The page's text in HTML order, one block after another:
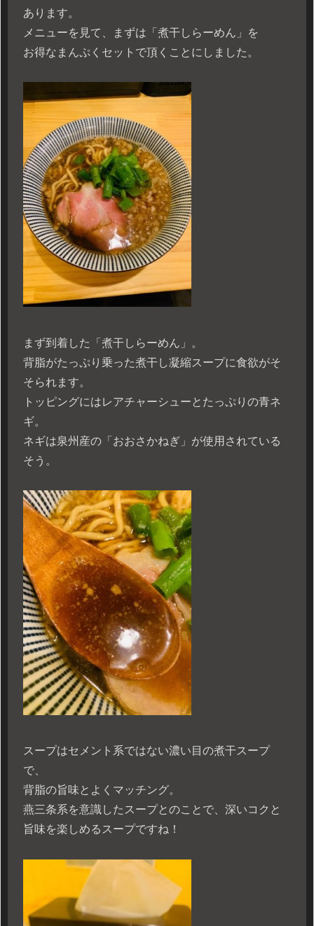
あります。
メニューを見て、まずは「煮干しらーめん」を
お得なまんぷくセットで頂くことにしました。
まず到着した「煮干しらーめん」。
背脂がたっぷり乗った煮干し凝縮スープに食欲がそ
そられます。
トッピングにはレアチャーシューとたっぷりの青ネ
ギ。
ネギは泉州産の「おおさかねぎ」が使用されている
そう。
スープはセメント系ではない濃い目の煮干スープ
で、
背脂の旨味とよくマッチング。
燕三条系を意識したスープとのことで、深いコクと
旨味を楽しめるスープですね！